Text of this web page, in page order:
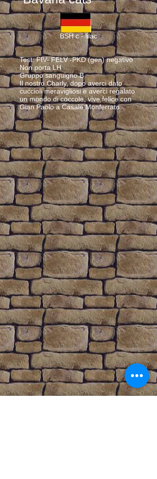
BSH c - lilac
Test: FIV- FELV -PKD (gen) negativo
Non porta LH
Gruppo sanguigno B
Il nostro Charly, dopo averci dato
cuccioli meravigliosi e averci regalato
un mondo di coccole, vive felice con
Gian Paolo a Casale Monferrato.